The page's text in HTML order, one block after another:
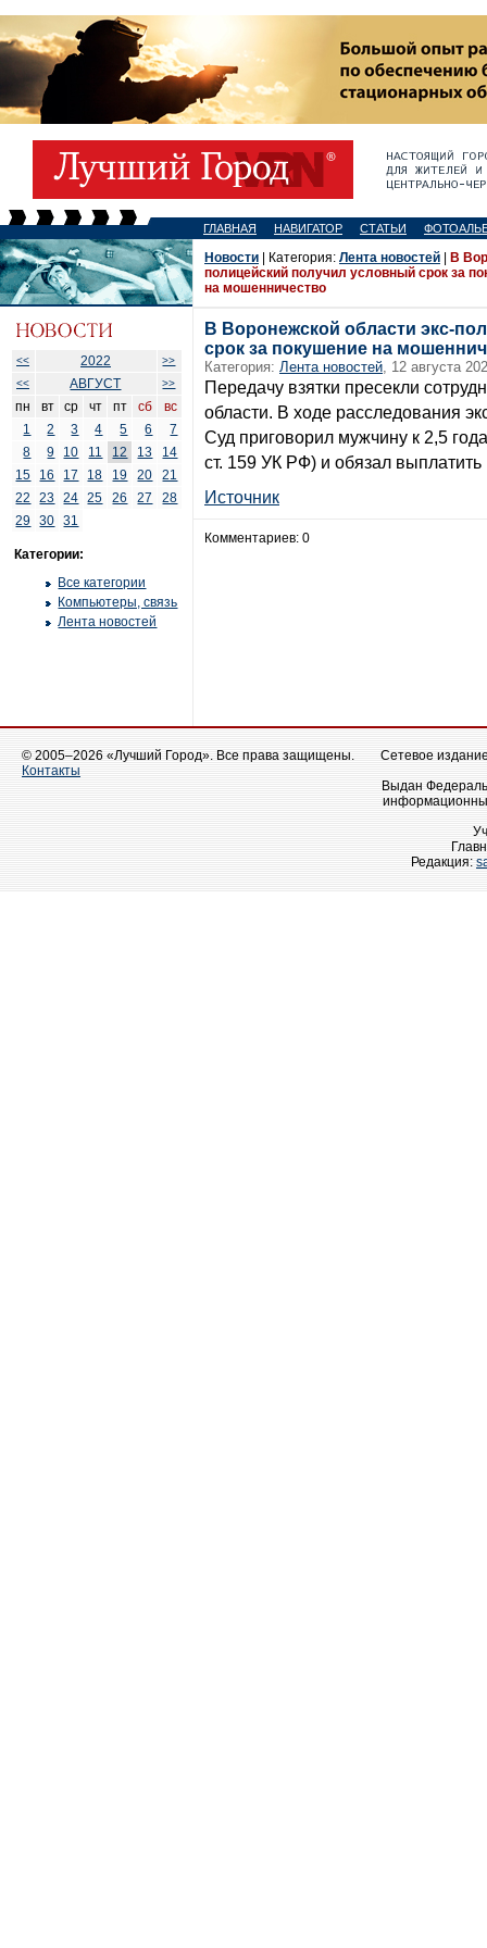
ГЛАВНАЯ НАВИГАТОР СТАТЬИ
<< 2022
>>
<<
АВГУСТ >>
пн вт ср чт пт сб
вс
1
2 3 4 5 6
7
8
9 10 11 12 13
14
15
16 17 18 19 20
21
22
23 24 25 26 27
28
29
30 31
Категории:
Все категории
Компьютеры, связь
Лента новостей
Новости | Категория: Лента новостей
В
полицейский получил условный срок за
на мошенничество
В Воронежской области экс-
срок за покушение на
Категория: Лента новостей, 12 августа
Передачу взятки пресекли
области. В ходе расследования
Суд приговорил мужчину к 2,5
ст. 159 УК РФ) и обязал
Источник
Комментариев: 0
© 2005–2026 «Лучший Город». Все права защищены.
Контакты
Сетевое
Выдан
Редакция: